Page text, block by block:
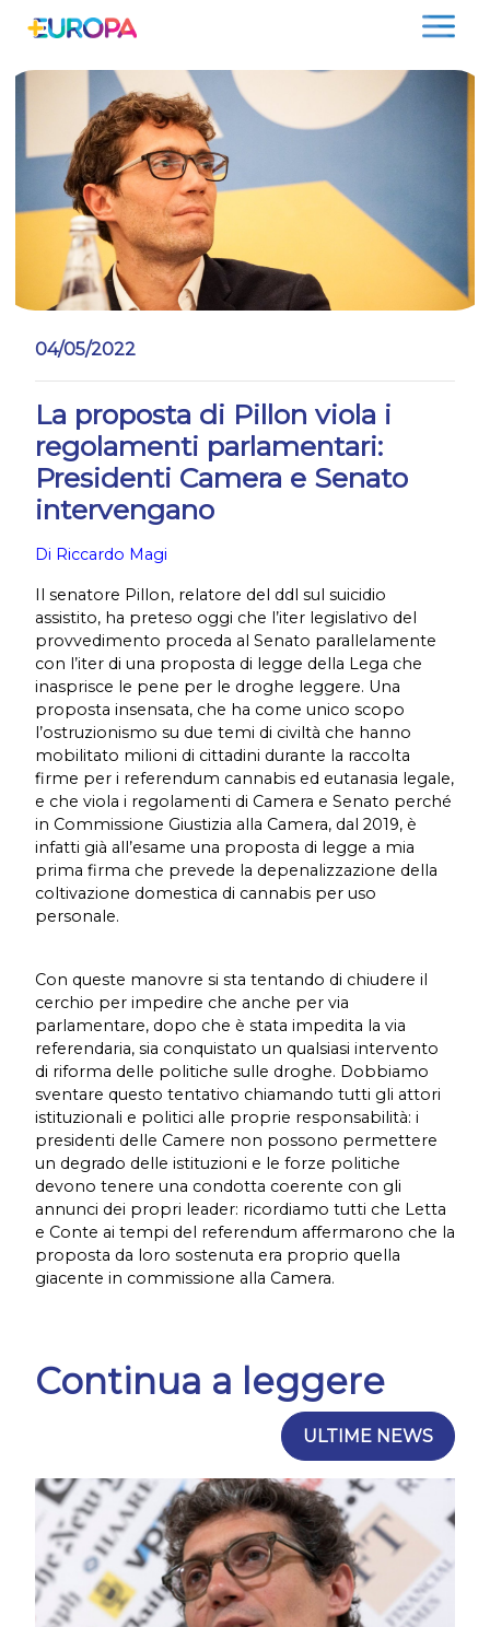
04/05/2022
La proposta di Pillon viola i
regolamenti parlamentari:
Presidenti Camera e Senato
intervengano
Di Riccardo Magi
Il senatore Pillon, relatore del ddl sul suicidio
assistito, ha preteso oggi che l’iter legislativo del
provvedimento proceda al Senato parallelamente
con l’iter di una proposta di legge della Lega che
inasprisce le pene per le droghe leggere. Una
proposta insensata, che ha come unico scopo
l’ostruzionismo su due temi di civiltà che hanno
mobilitato milioni di cittadini durante la raccolta
firme per i referendum cannabis ed eutanasia legale,
e che viola i regolamenti di Camera e Senato perché
in Commissione Giustizia alla Camera, dal 2019, è
infatti già all’esame una proposta di legge a mia
prima firma che prevede la depenalizzazione della
coltivazione domestica di cannabis per uso
personale.
Con queste manovre si sta tentando di chiudere il
cerchio per impedire che anche per via
parlamentare, dopo che è stata impedita la via
referendaria, sia conquistato un qualsiasi intervento
di riforma delle politiche sulle droghe. Dobbiamo
sventare questo tentativo chiamando tutti gli attori
istituzionali e politici alle proprie responsabilità: i
presidenti delle Camere non possono permettere
un degrado delle istituzioni e le forze politiche
devono tenere una condotta coerente con gli
annunci dei propri leader: ricordiamo tutti che Letta
e Conte ai tempi del referendum affermarono che la
proposta da loro sostenuta era proprio quella
giacente in commissione alla Camera.
Continua a leggere
ULTIME NEWS